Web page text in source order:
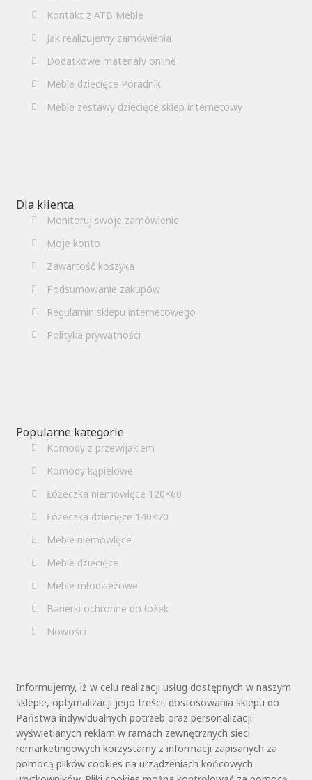
Kontakt z ATB Meble
Jak realizujemy zamówienia
Dodatkowe materiały online
Meble dziecięce Poradnik
Meble zestawy dziecięce sklep internetowy
Dla klienta
Monitoruj swoje zamówienie
Moje konto
Zawartość koszyka
Podsumowanie zakupów
Regulamin sklepu internetowego
Polityka prywatności
Popularne kategorie
Komody z przewijakiem
Komody kąpielowe
Łóżeczka niemowlęce 120×60
Łóżeczka dziecięce 140×70
Meble niemowlęce
Meble dziecięce
Meble młodzieżowe
Barierki ochronne do łóżek
Nowości
Informujemy, iż w celu realizacji usług dostępnych w naszym
sklepie, optymalizacji jego treści, dostosowania sklepu do
Państwa indywidualnych potrzeb oraz personalizacji
wyświetlanych reklam w ramach zewnętrznych sieci
remarketingowych korzystamy z informacji zapisanych za
pomocą plików cookies na urządzeniach końcowych